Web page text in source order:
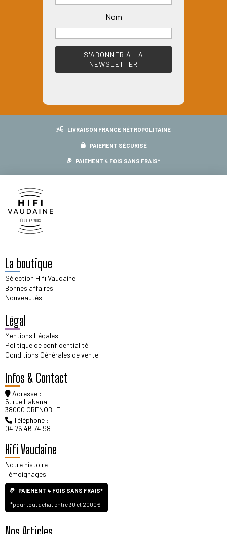
Nom
LIVRAISON FRANCE MÉTROPOLITAINE
PAIEMENT SÉCURISÉ
PAIEMENT 4 FOIS SANS FRAIS*
La boutique
Sélection Hifi Vaudaine
Bonnes affaires
Nouveautés
Légal
Mentions Légales
Politique de confidentialité
Conditions Générales de vente
Infos & Contact
Adresse :
5, rue Lakanal
38000 GRENOBLE
Téléphone :
04 76 46 74 98
Hifi Vaudaine
Notre histoire
Témoignages
PAIEMENT 4 FOIS SANS FRAIS*
*pour tout achat entre 30 et 2000€